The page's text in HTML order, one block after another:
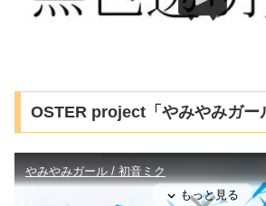
OSTER project「やみやみガー